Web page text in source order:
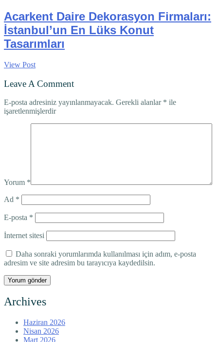
Acarkent Daire Dekorasyon Firmaları:
İstanbul’un En Lüks Konut
Tasarımları
View Post
Leave A Comment
E-posta adresiniz yayınlanmayacak. Gerekli alanlar * ile
işaretlenmişlerdir
Yorum *
Ad *
E-posta *
İnternet sitesi
Daha sonraki yorumlarımda kullanılması için adım, e-posta
adresim ve site adresim bu tarayıcıya kaydedilsin.
Archives
Haziran 2026
Nisan 2026
Mart 2026